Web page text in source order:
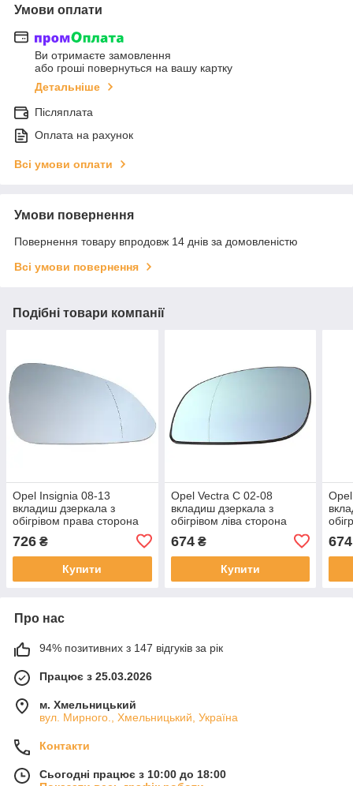
Умови оплати
Ви отримаєте замовлення
або гроші повернуться на вашу картку
Детальніше
Післяплата
Оплата на рахунок
Всі умови оплати
Умови повернення
Повернення товару впродовж 14 днів за домовленістю
Всі умови повернення
Подібні товари компанії
Opel Insignia 08-13
вкладиш дзеркала з
обігрівом права сторона
726 ₴
Купити
Opel Vectra C 02-08
вкладиш дзеркала з
обігрівом ліва сторона
674₴
Купити
674
Про нас
94% позитивних з 147 відгуків за рік
Працює з 25.03.2026
м. Хмельницький
вул. Мирного., Хмельницький, Україна
Контакти
Сьогодні працює з 10:00 до 18:00